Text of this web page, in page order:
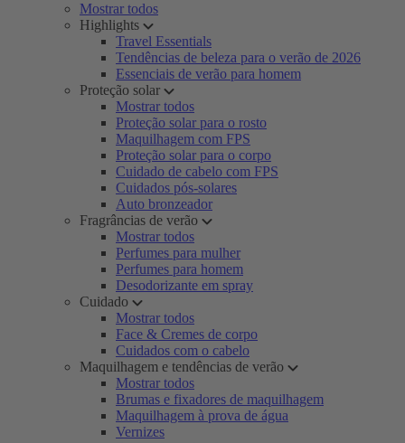
Mostrar todos
Highlights
Travel Essentials
Tendências de beleza para o verão de 2026
Essenciais de verão para homem
Proteção solar
Mostrar todos
Proteção solar para o rosto
Maquilhagem com FPS
Proteção solar para o corpo
Cuidado de cabelo com FPS
Cuidados pós-solares
Auto bronzeador
Fragrâncias de verão
Mostrar todos
Perfumes para mulher
Perfumes para homem
Desodorizante em spray
Cuidado
Mostrar todos
Face & Cremes de corpo
Cuidados com o cabelo
Maquilhagem e tendências de verão
Mostrar todos
Brumas e fixadores de maquilhagem
Maquilhagem à prova de água
Vernizes